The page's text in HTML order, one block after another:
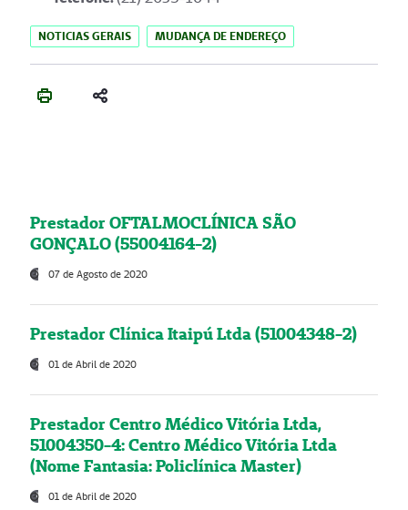
NOTICIAS GERAIS MUDANÇA DE ENDEREÇO
Prestador OFTALMOCLÍNICA SÃO
GONÇALO (55004164-2)
07 de Agosto de 2020
Prestador Clínica Itaipú Ltda (51004348-2)
01 de Abril de 2020
Prestador Centro Médico Vitória Ltda,
51004350-4: Centro Médico Vitória Ltda
(Nome Fantasia: Policlínica Master)
01 de Abril de 2020